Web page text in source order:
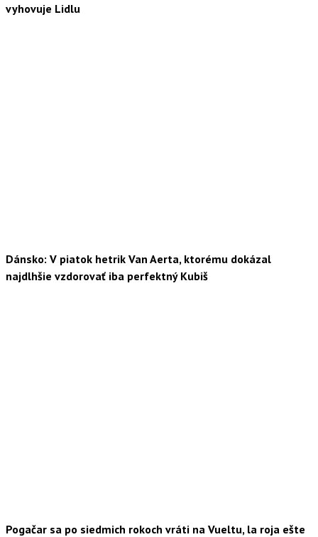
vyhovuje Lidlu
Dánsko: V piatok hetrik Van Aerta, ktorému dokázal
najdlhšie vzdorovať iba perfektný Kubiš
Pogačar sa po siedmich rokoch vráti na Vueltu, la roja ešte